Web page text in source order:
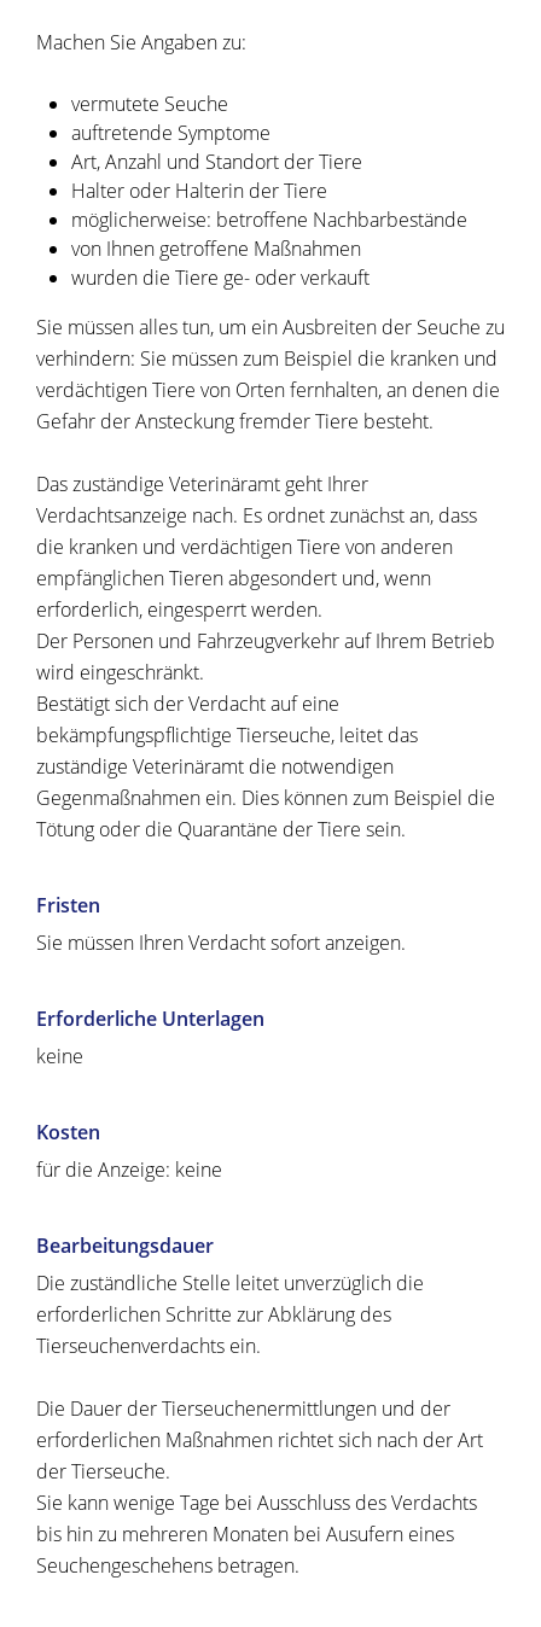
Machen Sie Angaben zu:
vermutete Seuche
auftretende Symptome
Art, Anzahl und Standort der Tiere
Halter oder Halterin der Tiere
möglicherweise: betroffene Nachbarbestände
von Ihnen getroffene Maßnahmen
wurden die Tiere ge- oder verkauft
Sie müssen alles tun, um ein Ausbreiten der Seuche zu
verhindern: Sie müssen zum Beispiel die kranken und
verdächtigen Tiere von Orten fernhalten, an denen die
Gefahr der Ansteckung fremder Tiere besteht.
Das zuständige Veterinäramt geht Ihrer
Verdachtsanzeige nach. Es ordnet zunächst an, dass
die kranken und verdächtigen Tiere von anderen
empfänglichen Tieren abgesondert und, wenn
erforderlich, eingesperrt werden.
Der Personen und Fahrzeugverkehr auf Ihrem Betrieb
wird eingeschränkt.
Bestätigt sich der Verdacht auf eine
bekämpfungspflichtige Tierseuche, leitet das
zuständige Veterinäramt die notwendigen
Gegenmaßnahmen ein. Dies können zum Beispiel die
Tötung oder die Quarantäne der Tiere sein.
Fristen
Sie müssen Ihren Verdacht sofort anzeigen.
Erforderliche Unterlagen
keine
Kosten
für die Anzeige: keine
Bearbeitungsdauer
Die zuständliche Stelle leitet unverzüglich die
erforderlichen Schritte zur Abklärung des
Tierseuchenverdachts ein.
Die Dauer der Tierseuchenermittlungen und der
erforderlichen Maßnahmen richtet sich nach der Art
der Tierseuche.
Sie kann wenige Tage bei Ausschluss des Verdachts
bis hin zu mehreren Monaten bei Ausufern eines
Seuchengeschehens betragen.